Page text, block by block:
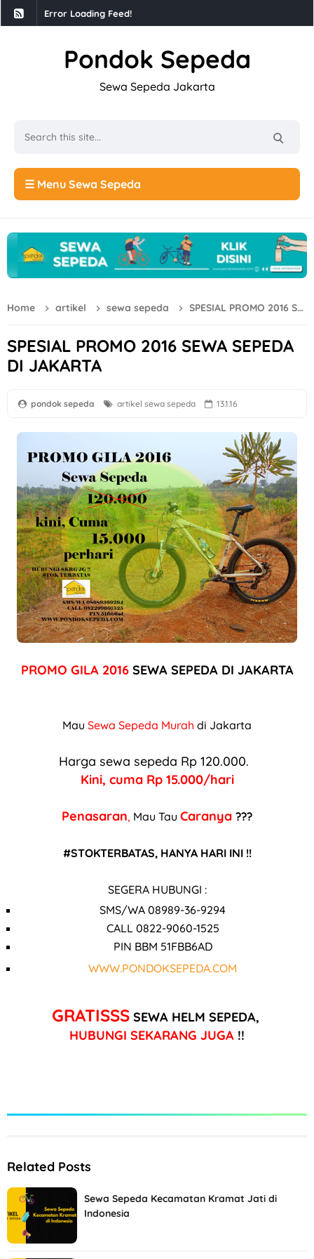
Error Loading Feed!
Pondok Sepeda
Sewa Sepeda Jakarta
☰ Menu Sewa Sepeda
Home artikel sewa sepeda SPESIAL PROMO 2016 SEWA SEPEDA DI JAKARTA
SPESIAL PROMO 2016 SEWA SEPEDA
DI JAKARTA
pondok sepeda artikel sewa sepeda 13.1.16
PROMO GILA 2016SEWA SEPEDA DI JAKARTA
Mau Sewa Sepeda Murah di Jakarta
Harga sewa sepeda Rp 120.000.
Kini, cuma Rp 15.000/hari
Penasaran, Mau Tau Caranya ???
#STOKTERBATAS, HANYA HARI INI !!
SEGERA HUBUNGI :
SMS/WA 08989-36-9294
CALL 0822-9060-1525
PIN BBM 51FBB6AD
WWW.PONDOKSEPEDA.COM
GRATISSSSEWA HELM SEPEDA,
HUBUNGI SEKARANG JUGA !!
Related Posts
Sewa Sepeda Kecamatan Kramat Jati di
Indonesia